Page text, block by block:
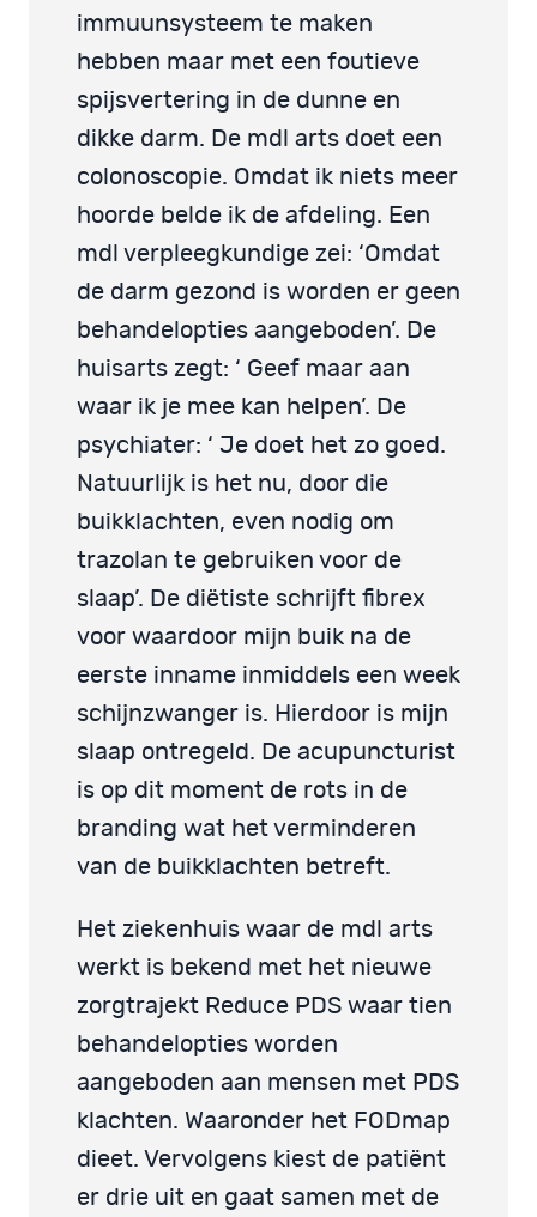
immuunsysteem te maken
hebben maar met een foutieve
spijsvertering in de dunne en
dikke darm. De mdl arts doet een
colonoscopie. Omdat ik niets meer
hoorde belde ik de afdeling. Een
mdl verpleegkundige zei: ‘Omdat
de darm gezond is worden er geen
behandelopties aangeboden’. De
huisarts zegt: ‘ Geef maar aan
waar ik je mee kan helpen’. De
psychiater: ‘ Je doet het zo goed.
Natuurlijk is het nu, door die
buikklachten, even nodig om
trazolan te gebruiken voor de
slaap’. De diëtiste schrijft fibrex
voor waardoor mijn buik na de
eerste inname inmiddels een week
schijnzwanger is. Hierdoor is mijn
slaap ontregeld. De acupuncturist
is op dit moment de rots in de
branding wat het verminderen
van de buikklachten betreft.
Het ziekenhuis waar de mdl arts
werkt is bekend met het nieuwe
zorgtrajekt Reduce PDS waar tien
behandelopties worden
aangeboden aan mensen met PDS
klachten. Waaronder het FODmap
dieet. Vervolgens kiest de patiënt
er drie uit en gaat samen met de